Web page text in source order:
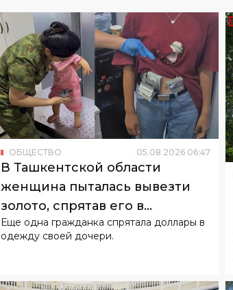
ОБЩЕСТВО 05.08.2026 06 :47
В Ташкентской области
женщина пыталась вывезти
золото, спрятав его в
подгузнике ребенка
Еще одна гражданка спрятала доллары в